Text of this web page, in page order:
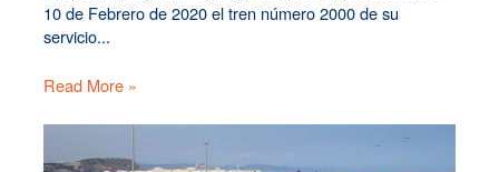
10 de Febrero de 2020 el tren número 2000 de su
servicio...
Read More »